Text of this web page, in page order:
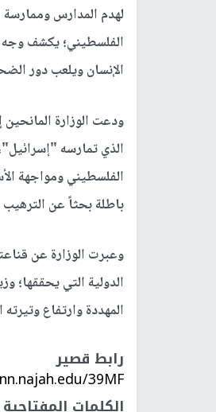
لهدم المدارس وممارسة
الفلسطيني؛ يكشف وجه
الإنسان ويلعب دور
ودعت الوزارة
الذي تمارسه
الفلسطيني ومواجهة
باطلة بحثاً عن الترهيب
وعبرت الوزارة عن
الدولية التي يحققها؛
المهددة وارتفاع
رابط قصير
39MF/